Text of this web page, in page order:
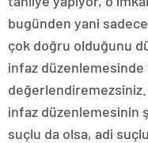
bugünden yani
çok doğru olduğunu
infaz düzenlemesinde
infaz düzenlemesinin
suçlu da olsa, adi